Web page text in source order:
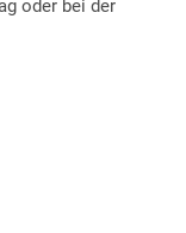
oder bei der